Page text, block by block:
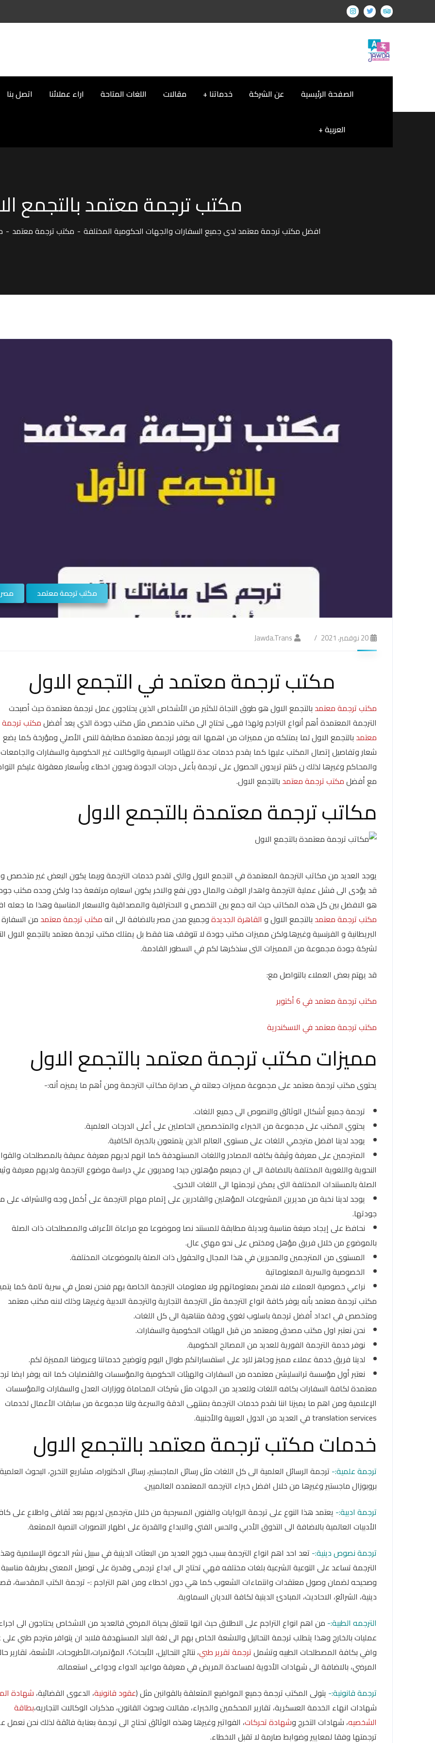
الصفحة الرئيسية عن الشركة خدماتنا مقالات اللغات المتاحة اراء عملائنا اتصل بنا
العربية
مكتب ترجمة معتمد بالتجمع
افضل مكتب ترجمة معتمد لدى جميع السفارات والجهات الحكومية المختلفة مكتب ترجمة معتمد
مكتب ترجمة معتمد مصر
20 نوفمبر، 2021 Jawda.trans
مكتب ترجمة معتمد في التجمع الاول
مكتب ترجمة معتمد بالتجمع الاول هو طوق النجاة للكثير من الأشخاص الذين يحتاجون عمل ترجمة معتمدة حيث أصبحت
الترجمة المعتمدة أهم أنواع التراجم ولهذا فهى تحتاج الى مكتب متخصص مثل مكتب جودة الذي يعد أفضلمكتب ترجمة
معتمد بالتجمع الاول لما يمتلكه من مميزات من اهمها انه يوفر ترجمة معتمدة مطابقة للنص الأصلي ومؤرخة كما يضع
شعار وتفاصيل إتصال المكتب عليها كما يقدم خدمات عدة للهيئات الرسمية والوكالات غير الحكومية والسفارات والجامعات
والمحاكم وغيرها لذلك ن كنتم تريدون الحصول على ترجمة بأعلى درجات الجودة وبدون اخطاء وبأسعار معقولة عليكم
مع أفضلمكتب ترجمة معتمد بالتجمع الاول.
مكاتب ترجمة معتمدة بالتجمع الاول
يوجد العديد من مكاتب الترجمة المعتمدة في التجمع الاول والتى تقدم خدمات الترجمة وربما يكون البعض غير متخصص
قد يؤدى الى فشل عملية الترجمة واهدار الوقت والمال دون نفع والاخر يكون اسعاره مرتفعة جدا ولكن وحده مكتب
هو الافضل بين كل هذه المكاتب حيث انه جمع بين التخصص و الاحترافية والمصداقية والاسعار المناسبة وهذا ما جعله
مكتب ترجمة معتمد بالتجمع الاول و القاهرة الجديدةوجميع مدن مصر بالاضافة الى انهمكتب ترجمة معتمد من السفارة
البريطانية و الفرنسية وغيرها.ولكن مميزات مكتب جودة لا تتوقف هنا فقط بل يمتلك مكتب ترجمة معتمد بالتجمع الاول
لشركة جودة مجموعة من المميزات التى سنذكرها لكم في السطور القادمة.
قد يهتم بعض العملاء بالتواصل مع:
مكتب ترجمة معتمد في 6 أكتوبر
مكتب ترجمة معتمد في الاسكندرية
مميزات مكتب ترجمة معتمد بالتجمع الاول
يحتوى مكتب ترجمة معتمد على مجموعة مميزات جعلته في صدارة مكاتب الترجمة ومن أهم ما يميزه أنه:-
ترجمة جميع أشكال الوثائق والنصوص الى جميع اللغات.
يحتوي المكتب على مجموعة من الخبراء والمتخصصين الحاصلين على أعلى الدرجات العلمية.
يوجد لدينا افضل مترجمي اللغات على مستوى العالم الذين يتمتعون بالخبرة الكافية.
المترجمين على معرفة وثيقة بكافه المصادر واللغات المستهدفة كما انهم لديهم معرفة عميقة بالمصطلحات
النحوية واللغوية المختلفة بالاضافة الى ان جميعم مؤهلون جيدا ومدربون علي دراسة موضوع الترجمة ولديهم معرفة
الصلة بالمستندات المختلفة التى يمكن ترجمتها الى اللغات الاخرى.
يوجد لدينا نخبة من مديرين المشروعات المؤهلين والقادرين على إتمام مهام الترجمة على أكمل وجه والاشراف
جودتها.
نحافظ على إيجاد صيغة مناسبة وبديلة مطابقة للمستند نصا وموضوعا مع مراعاة الأعراف والمصطلحات ذات الصلة
بالموضوع من خلال فريق مؤهل ومختص على نحو مهني عال.
المستوى من المترجمين والمحررين في هذا المجال والحقول ذات الصلة بالموضوعات المختلفة.
الخصوصية والسرية المعلوماتية
نراعي خصوصية العملاء فلا نفصح بمعلوماتهم ولا معلومات الترجمة الخاصة بهم فنحن نعمل في سرية تامة كما
مكتب ترجمة معتمد بأنه يوفر كافة انواع الترجمة مثل الترجمة التجارية والترجمة الادبية وغيرها وذلك لانه مكتب معتمد
ومتخصص في اعداد أفضل ترجمة باسلوب لغوي ودقة متناهية الى كل اللغات.
نحن نعتبر اول مكتب مصدق ومعتمد من قبل الهيئات الحكومية والسفارات.
نوفر خدمة الترجمة الفورية للعديد من المصالح الحكومية.
لدينا فريق خدمة عملاء مميز وجاهز للرد على استفساراتكم طوال اليوم وتوضيح خدماتنا وعروضنا المميزة لكم.
نعتبر أول مؤسسة ترانسليشن معتمده من السفارات والهيئات الحكومية والمؤسسات والقنصليات كما انه يوفر ايضا
معتمدة لكافة السفارات بكافه اللغات وللعديد من الجهات مثل شركات المحاماة ووزارات العدل والسفارات والمؤسسات
الإعلامية ومن اهم ما يميزنا اننا نقدم خدمات الترجمة بمنتهى الدقة والسرعة ولنا مجموعة من سابقات الأعمال لخدمات
translation services في العديد من الدول العربية والأجنبية.
خدمات مكتب ترجمة معتمد بالتجمع الاول
ترجمة علمية:- ترجمة الرسائل العلمية الى كل اللغات مثل رسائل الماجستير، رسائل الدكتوراه، مشاريع التخرج، البحوث
بروبوزال ماجستير وغيرها من خلال افضل خبراء الترجمه المعتمده العالميين.
ترجمة ادبية:- يعتمد هذا النوع على ترجمة الروايات والفنون المسرحية من خلال مترجمين لديهم بعد ثقافى واطلاع على
الأدبيات العالمية بالاضافة الى التذوق الأدبي والحس الفني والابداع والقدرة على اظهار التصورات النصية الممتعة.
ترجمة نصوص دينية:- تعد احد اهم انواع الترجمة بسبب خروج العديد من البعثات الدينية في سبيل نشر الدعوة الإسلامية
الترجمة تساعد على التوعية الشرعية بلغات مختلفه فهي تحتاج الى ابداع ترجمى وقدرة على توصيل المعنى بطريقة مناسبة
وصحيحه لضمان وصول معتقدات وانتماءات الشعوب كما هي دون اخطاء ومن اهم التراجم :- ترجمة الكتب المقدسة،
دينية، الشرائع، الاحاديث، المبادئ الدينية لكافة الاديان السماوية.
الترجمه الطبية:- من اهم انواع التراجم على الاطلاق حيث انها تتعلق بحياة المرضي فالعديد من الاشخاص يحتاجون الى
عمليات بالخارج وهذا يتطلب ترجمة التحاليل والاشعة الخاص بهم الى لغة البلد المستهدفة فلابد ان يتوافر مترجم طبي
وافي بكافة المصطلحات الطبيه وتشملترجمة تقرير طبي، نتائج التحاليل، الأبحاث؟، المؤتمرات،الأطروحات، الأشعة، تقارير
المرضي، بالاضافة الى شهادات الأدوية لمساعدة المريض في معرفة مواعيد الدواء ودواعى استعماله.
ترجمة قانونية:- يتولى المكتب ترجمة جميع المواضيع المتعلقة بالقوانين مثل (عقود قانونية، الدعوى القضائية، شهادة
شهادات انهاء الخدمة العسكرية، تقارير المحكمين والخبراء، مقالات وبحوث القانون، مذكرات الوكالات التجاريه،بطاقة
الشخصيه، شهادات التخرج وشهادة تحركات، الفواتير وغيرها وهذه الوثائق تحتاج الى ترجمة بعناية فائقة لذلك نحن نعمل
ترجمتها وفقا لمعايير وضوابط صارمة لا تقبل الاخطاء.